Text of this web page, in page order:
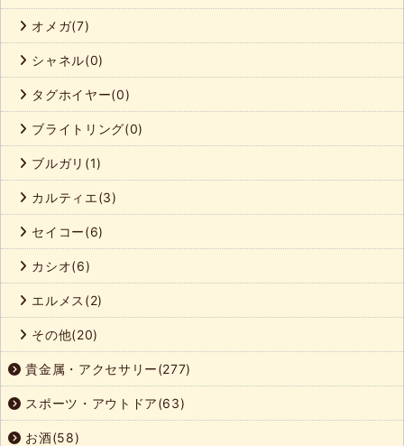
オメガ(7)
シャネル(0)
タグホイヤー(0)
ブライトリング(0)
ブルガリ(1)
カルティエ(3)
セイコー(6)
カシオ(6)
エルメス(2)
その他(20)
貴金属・アクセサリー(277)
スポーツ・アウトドア(63)
お酒(58)